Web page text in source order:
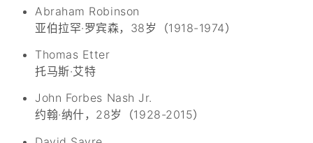
Abraham Robinson
亚伯拉罕·罗宾森，38岁（1918-1974）
Thomas Etter
托马斯·艾特
John Forbes Nash Jr.
约翰·纳什，28岁（1928-2015）